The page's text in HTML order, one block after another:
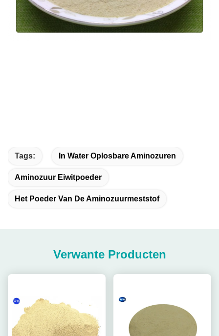
Tags: In Water Oplosbare Aminozuren
Aminozuur Eiwitpoeder
Het Poeder Van De Aminozuurmeststof
Verwante Producten